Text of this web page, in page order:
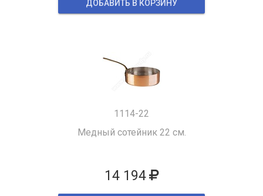
ДОБАВИТЬ В КОРЗИНУ
1114-22
Медный сотейник 22 см.
14 194